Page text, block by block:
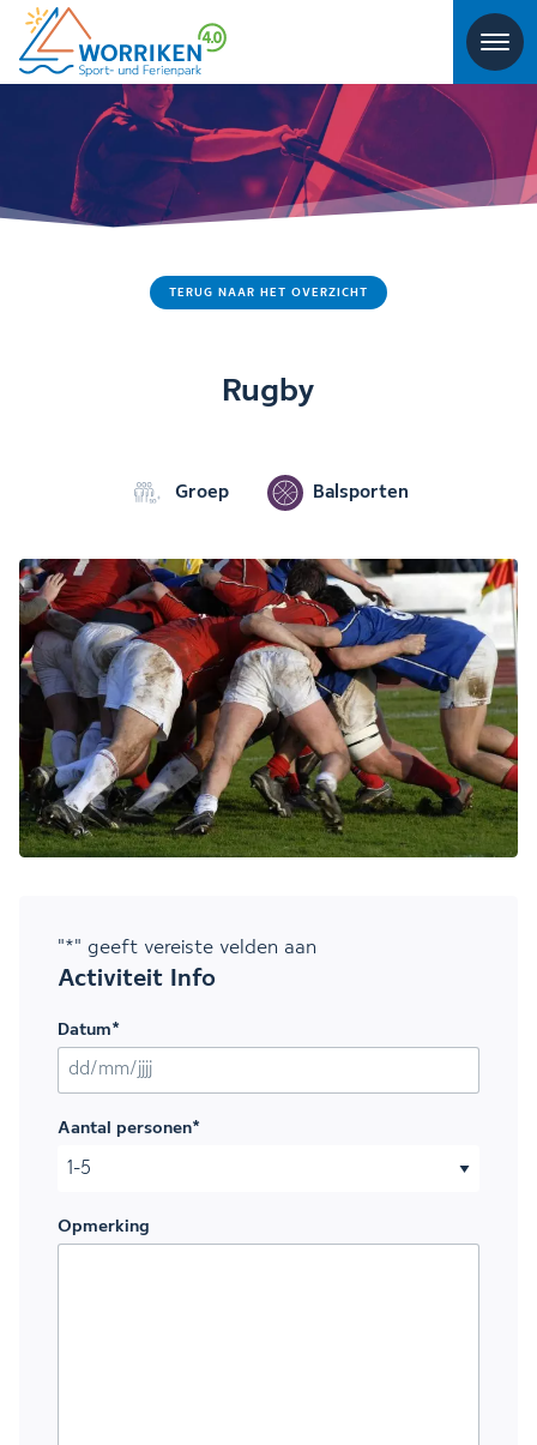
TERUG NAAR HET OVERZICHT
Rugby
Groep Balsporten
"*" geeft vereiste velden aan
Activiteit Info
Datum*
DD slash MM slash JJJJ
Aantal personen*
Opmerking